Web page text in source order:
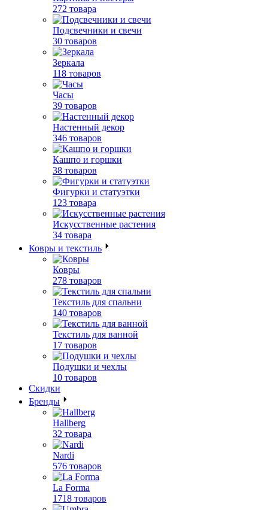
272 товара
Подсвечники и свечи
30 товаров
Зеркала
118 товаров
Часы
39 товаров
Настенный декор
346 товаров
Кашпо и горшки
38 товаров
Фигурки и статуэтки
123 товара
Искусственные растения
34 товара
Ковры и текстиль
Ковры
278 товаров
Текстиль для спальни
140 товаров
Текстиль для ванной
17 товаров
Подушки и чехлы
10 товаров
Скидки
Бренды
Hallberg
32 товара
Nardi
576 товаров
La Forma
1718 товаров